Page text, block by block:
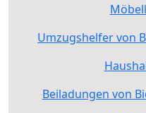
Umzugshelfer von
Beiladungen von